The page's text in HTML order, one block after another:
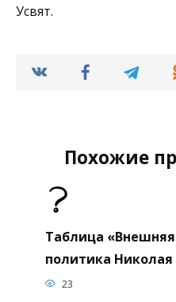
Усвят.
Похожие
Таблица
политика Николая
23